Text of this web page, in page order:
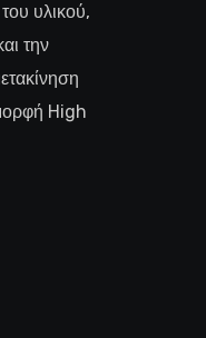
υλικού,
την
High